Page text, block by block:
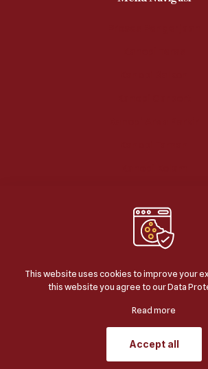
BERKAH JAYA KANOPI
|
RESERVED | POWERED BYJASA
This website uses cookies to improve your
this website you agree to ourData
Read more
Accept all